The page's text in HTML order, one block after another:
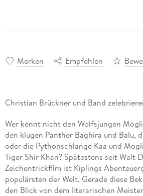
Merken Empfehlen
Christian Brückner und Band
Wer kennt nicht den Wolfsjungen
den klugen Panther Baghira und Balu,
oder die Pythonschlange Kaa und
Tiger Shir Khan? Spätestens seit Walt
Zeichentrickfilm ist Kiplings
populärsten der Welt. Gerade diese
den Blick von dem literarischen